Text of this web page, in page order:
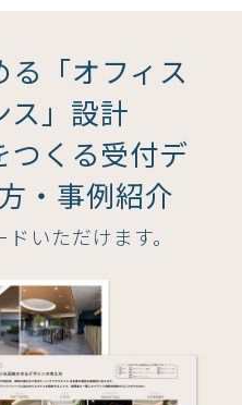
「オフィス
ス」設計
つくる受付デ
・事例紹介
いただけます。